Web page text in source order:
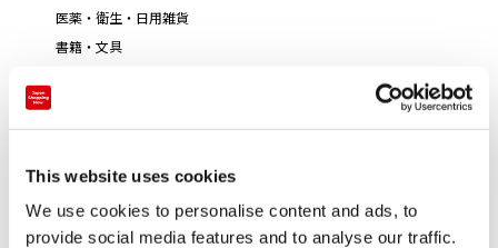
This website uses cookies
We use cookies to personalise content and ads, to
provide social media features and to analyse our traffic.
医薬・衛生・日用雑貨
書籍・文具